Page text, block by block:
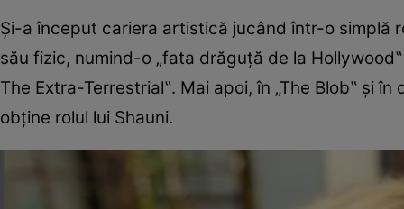
Şi-a început cariera artistică jucând într-o simplă
său fizic, numind-o „fata drăguţă de la
The Extra-Terrestrial‟. Mai apoi, în „The Blob‟ şi
obţine rolul lui Shauni.